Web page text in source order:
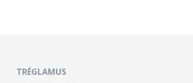
TRÉGLAMUS